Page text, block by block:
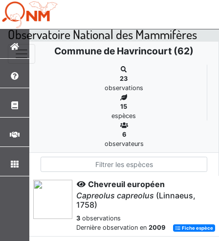
Observatoire National des Mammifères
Commune de Havrincourt (62)
23
observations
15
espèces
6
observateurs
Chevreuil européen
Capreolus capreolus (Linnaeus,
1758)
3 observations
Dernière observation en 2009 Fiche espèce